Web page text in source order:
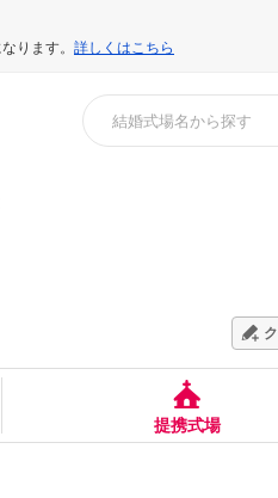
ります。 詳しくはこちら
提携式場